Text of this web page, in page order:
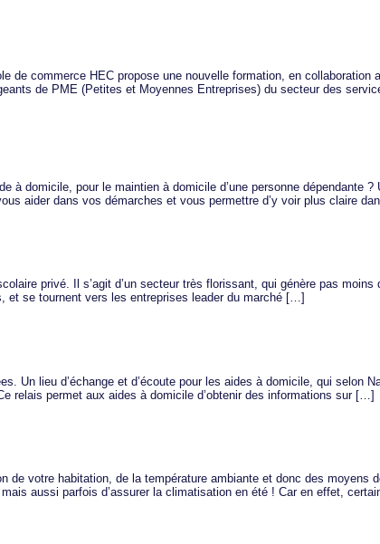
de commerce HEC propose une nouvelle formation, en collaboration
de PME (Petites et Moyennes Entreprises) du secteur des
domicile, pour le maintien à domicile d’une personne dépendante ?
aider dans vos démarches et vous permettre d’y voir plus claire
privé. Il s’agit d’un secteur très florissant, qui génère pas moins
et se tournent vers les entreprises leader du marché […]
Un lieu d’échange et d’écoute pour les aides à domicile, qui selon
relais permet aux aides à domicile d’obtenir des informations sur […]
de votre habitation, de la température ambiante et donc des moyens
aussi parfois d’assurer la climatisation en été ! Car en effet,